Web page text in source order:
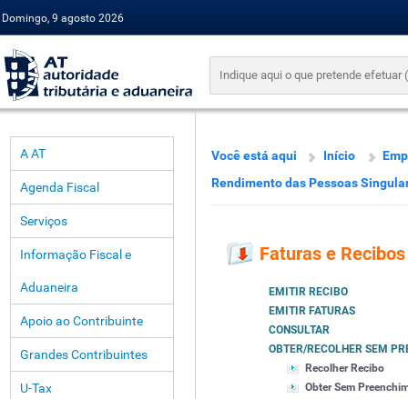
Domingo, 9 agosto 2026
A AT
Agenda Fiscal
Serviços
Informação Fiscal e
Aduaneira
Apoio ao Contribuinte
Grandes Contribuintes
U-Tax
Você está aqui Início
Rendimento das Pessoas
Faturas e
EMITIR RECIBO
EMITIR FATURAS
CONSULTAR
OBTER/RECOLHER SEM
Recolher Recibo
Obter Sem